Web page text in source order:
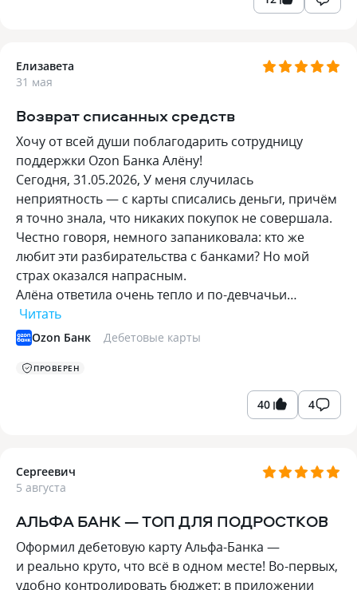
Елизавета
31 мая
Возврат списанных средств
Хочу от всей души поблагодарить сотрудницу
поддержки Ozon Банка Алёну!
Сегодня, 31.05.2026, У меня случилась
неприятность — с карты списались деньги, причём
я точно знала, что никаких покупок не совершала.
Честно говоря, немного запаниковала: кто же
любит эти разбирательства с банками? Но мой
страх оказался напрасным.
Алёна ответила очень тепло и по-девчачьи…
Читать
Ozon Банк Дебетовые карты
ПРОВЕРЕН
40 4
Сергеевич
5 августа
АЛЬФА БАНК — ТОП ДЛЯ ПОДРОСТКОВ
Оформил дебетовую карту Альфа-Банка —
и реально круто, что всё в одном месте! Во-первых,
удобно контролировать бюджет: в приложении